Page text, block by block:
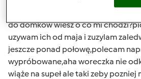
do domków wiesz o co mi
uzywam ich od maja i zuzylam
jeszcze ponad połowę,polecam
wypróbowane,aha woreczka nie
wiąże na supeł ale taki zeby pozniej